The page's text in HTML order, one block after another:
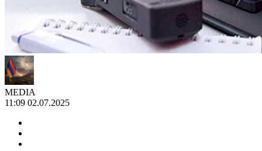
MEDIA
11:09 02.07.2025